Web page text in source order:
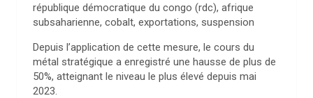
république démocratique du congo (rdc), afrique
subsaharienne, cobalt, exportations, suspension
Depuis l’application de cette mesure, le cours du
métal stratégique a enregistré une hausse de plus de
50%, atteignant le niveau le plus élevé depuis mai
2023.